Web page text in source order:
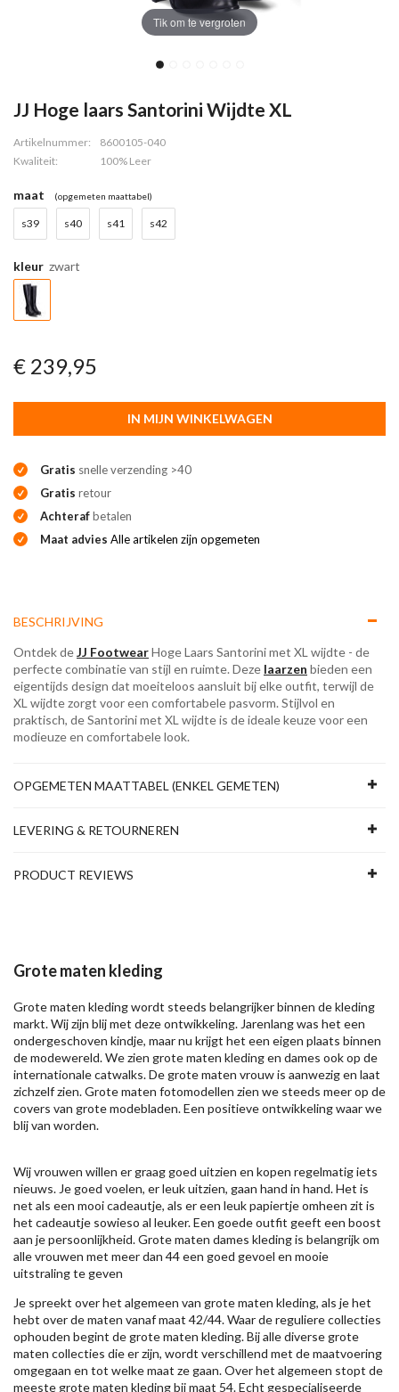
Tik om te vergroten
JJ Hoge laars Santorini Wijdte XL
Artikelnummer:
8600105-040
Kwaliteit:
100% Leer
maat (opgemeten maattabel)
s39 s40 s41 s42
kleur zwart
€ 239,95
IN MIJN WINKELWAGEN
Gratis snelle verzending >40
Gratis retour
Achterafbetalen
Maat advies Alle artikelen zijn opgemeten
BESCHRIJVING
Ontdek deJJ FootwearHoge Laars Santorini met XL wijdte - de
perfecte combinatie van stijl en ruimte. Deze laarzen bieden een
eigentijds design dat moeiteloos aansluit bij elke outfit, terwijl de
XL wijdte zorgt voor een comfortabele pasvorm. Stijlvol en
praktisch, de Santorini met XL wijdte is de ideale keuze voor een
modieuze en comfortabele look.
OPGEMETEN MAATTABEL (ENKEL GEMETEN)
LEVERING & RETOURNEREN
PRODUCT REVIEWS
Grote maten kleding
Grote maten kleding wordt steeds belangrijker binnen de kleding
markt. Wij zijn blij met deze ontwikkeling. Jarenlang was het een
ondergeschoven kindje, maar nu krijgt het een eigen plaats binnen
de modewereld. We zien grote maten kleding en dames ook op de
internationale catwalks. De grote maten vrouw is aanwezig en laat
zichzelf zien. Grote maten fotomodellen zien we steeds meer op de
covers van grote modebladen. Een positieve ontwikkeling waar we
blij van worden.
Wij vrouwen willen er graag goed uitzien en kopen regelmatig iets
nieuws. Je goed voelen, er leuk uitzien, gaan hand in hand. Het is
net als een mooi cadeautje, als er een leuk papiertje omheen zit is
het cadeautje sowieso al leuker. Een goede outfit geeft een boost
aan je persoonlijkheid. Grote maten dames kleding is belangrijk om
alle vrouwen met meer dan 44 een goed gevoel en mooie
uitstraling te geven
Je spreekt over het algemeen van grote maten kleding, als je het
hebt over de maten vanaf maat 42/44. Waar de reguliere collecties
ophouden begint de grote maten kleding. Bij alle diverse grote
maten collecties die er zijn, wordt verschillend met de maatvoering
omgegaan en tot welke maat ze gaan. Over het algemeen stopt de
meeste grote maten kleding bij maat 54. Echt gespecialiseerde